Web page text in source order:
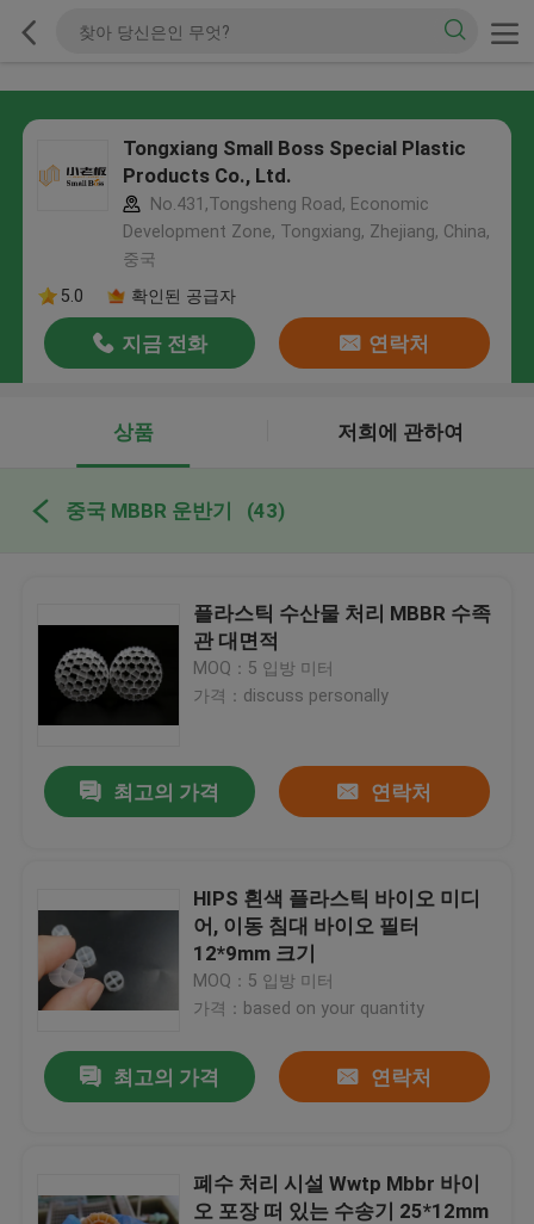
Tongxiang Small Boss Special Plastic
Products Co., Ltd.
No.431,Tongsheng Road, Economic
Development Zone, Tongxiang, Zhejiang, China,
중국
5.0
확인된 공급자
지금 전화 연락처
상품 저희에 관하여
중국 MBBR 운반기 (43)
플라스틱 수산물 처리 MBBR 수족
관 대면적
MOQ：5 입방 미터
가격：discuss personally
최고의 가격 연락처
HIPS 흰색 플라스틱 바이오 미디
어, 이동 침대 바이오 필터
12*9mm 크기
MOQ：5 입방 미터
가격：based on your quantity
최고의 가격 연락처
폐수 처리 시설 Wwtp Mbbr 바이
오 포장 떠 있는 수송기 25*12mm